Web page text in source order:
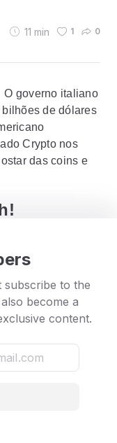
11 min 1 0
O governo italiano
de dólares
Crypto nos
das coins e
base do
operava em
cotado a US$
. O
de 3,18%, estava
subscribe to the
become a
content.